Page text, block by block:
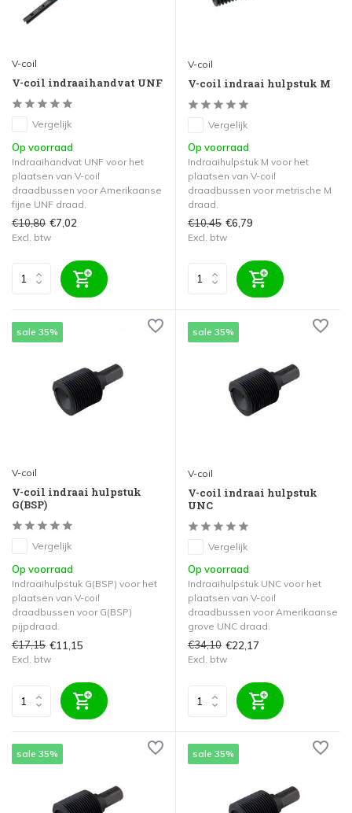
V-coil
V-coil indraaihandvat UNF
Vergelijk
Op voorraad
Indraaihandvat UNF voor het
plaatsen van V-coil
draadbussen voor Amerikaanse
fijne UNF draad.
€10,80 €7,02
Excl. btw
V-coil
V-coil indraai hulpstuk M
Vergelijk
Op voorraad
Indraaihulpstuk M voor het
plaatsen van V-coil
draadbussen voor metrische M
draad.
€10,45 €6,79
Excl. btw
sale 35%
V-coil
V-coil indraai hulpstuk
G(BSP)
Vergelijk
Op voorraad
Indraaihulpstuk G(BSP) voor het
plaatsen van V-coil
draadbussen voor G(BSP)
pijpdraad.
€17,15 €11,15
Excl. btw
sale 35%
V-coil
V-coil indraai hulpstuk
UNC
Vergelijk
Op voorraad
Indraaihulpstuk UNC voor het
plaatsen van V-coil
draadbussen voor Amerikaanse
grove UNC draad.
€34,10 €22,17
Excl. btw
sale 35% sale 35%